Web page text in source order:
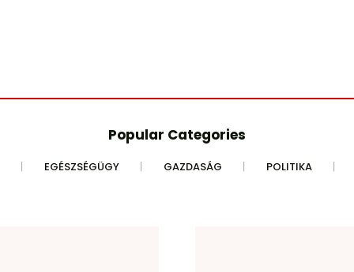
Popular Categories
EGÉSZSÉGÜGY GAZDASÁG POLITIKA